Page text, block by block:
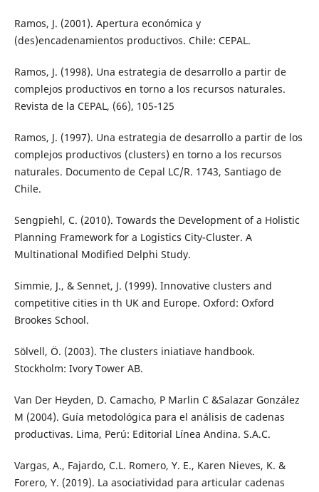
Ramos, J. (2001). Apertura económica y
(des)encadenamientos productivos. Chile: CEPAL.
Ramos, J. (1998). Una estrategia de desarrollo a partir de
complejos productivos en torno a los recursos naturales.
Revista de la CEPAL, (66), 105-125
Ramos, J. (1997). Una estrategia de desarrollo a partir de los
complejos productivos (clusters) en torno a los recursos
naturales. Documento de Cepal LC/R. 1743, Santiago de
Chile.
Sengpiehl, C. (2010). Towards the Development of a Holistic
Planning Framework for a Logistics City-Cluster. A
Multinational Modified Delphi Study.
Simmie, J., & Sennet, J. (1999). Innovative clusters and
competitive cities in th UK and Europe. Oxford: Oxford
Brookes School.
Sölvell, Ö. (2003). The clusters iniatiave handbook.
Stockholm: Ivory Tower AB.
Van Der Heyden, D. Camacho, P Marlin C &Salazar González
M (2004). Guía metodológica para el análisis de cadenas
productivas. Lima, Perú: Editorial Línea Andina. S.A.C.
Vargas, A., Fajardo, C.L. Romero, Y. E., Karen Nieves, K. &
Forero, Y. (2019). La asociatividad para articular cadenas